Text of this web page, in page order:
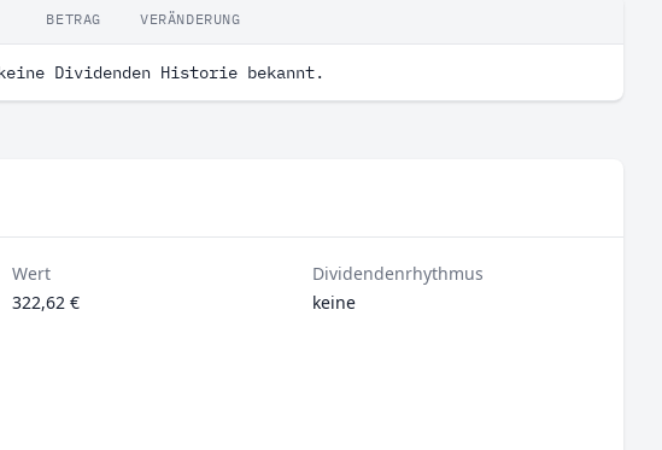
BETRAG VERÄNDERUNG
keine Dividenden Historie bekannt.
Wert
322,62 €
Dividendenrhythmus
keine